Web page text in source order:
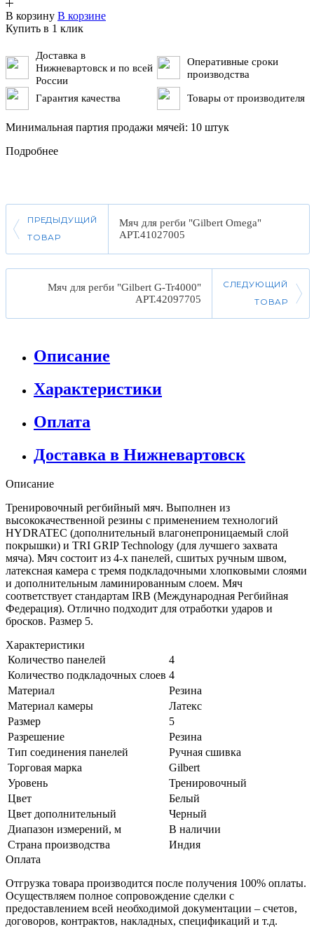
В корзину В корзине
Купить в 1 клик
Доставка в
Нижневартовск и по всей
России
Оперативные сроки
производства
Гарантия качества Товары от производителя
Минимальная партия продажи мячей: 10 штук
Подробнее
ПРЕДЫДУЩИЙ
ТОВАР
Мяч для регби "Gilbert Omega"
АРТ.41027005
Мяч для регби "Gilbert G-Tr4000"
АРТ.42097705
СЛЕДУЮЩИЙ
ТОВАР
Описание
Характеристики
Оплата
Доставка в Нижневартовск
Описание
Тренировочный регбийный мяч. Выполнен из
высококачественной резины с применением технологий
HYDRATEC (дополнительный влагонепроницаемый слой
покрышки) и TRI GRIP Technology (для лучшего захвата
мяча). Мяч состоит из 4-х панелей, сшитых ручным швом,
латексная камера с тремя подкладочными хлопковыми слоями
и дополнительным ламинированным слоем. Мяч
соответствует стандартам IRB (Международная Регбийная
Федерация). Отлично подходит для отработки ударов и
бросков. Размер 5.
Характеристики
Количество панелей
4
Количество подкладочных слоев 4
Материал
Резина
Материал камеры
Латекс
Размер
5
Разрешение
Резина
Тип соединения панелей
Ручная сшивка
Торговая марка
Gilbert
Уровень
Тренировочный
Цвет
Белый
Цвет дополнительный
Черный
Диапазон измерений, м
В наличии
Страна производства
Индия
Оплата
Отгрузка товара производится после получения 100% оплаты.
Осуществляем полное сопровождение сделки с
предоставлением всей необходимой документации – счетов,
договоров, контрактов, накладных, спецификаций и т.д.